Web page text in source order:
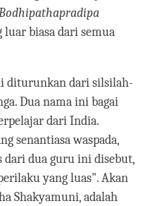
luar biasa dari semua
diturunkan dari silsilah-
Dua nama ini bagai
dari India.
senantiasa waspada,
dari dua guru ini disebut,
yang luas". Akan
Shakyamuni, adalah